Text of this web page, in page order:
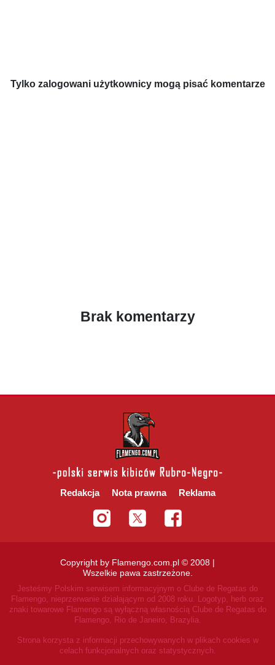
Tylko zalogowani użytkownicy mogą pisać komentarze
Brak komentarzy
Redakcja Nota prawna Reklama
Copyright by Flamengo.com.pl © 2008 |
Wszelkie pawa zastrzeżone.
Jesteśmy Polskim serwisem informacyjnym o Clube de Regatas do
Flamengo, nieprzerwanie działającym od 2008 roku.
Logotyp, herb oraz
znaki towarowe Flamengo są wyłączną własnością Clube de Regatas do
Flamengo, Rio de Janeiro, Brazylia.
Strona korzysta z informacji przechowywanych w plikach cookies w
celach funkcjonalnych oraz statystycznych.